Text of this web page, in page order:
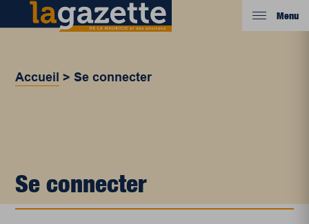
Menu
Accueil >Se connecter
Se connecter